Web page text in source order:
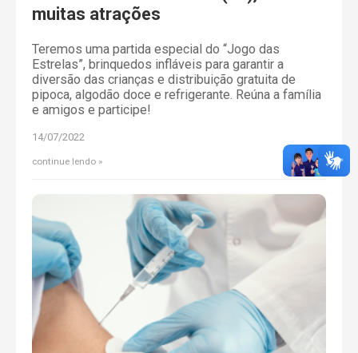
muitas atrações
Teremos uma partida especial do “Jogo das
Estrelas”, brinquedos infláveis para garantir a
diversão das crianças e distribuição gratuita de
pipoca, algodão doce e refrigerante. Reúna a família
e amigos e participe!
14/07/2022
continue lendo